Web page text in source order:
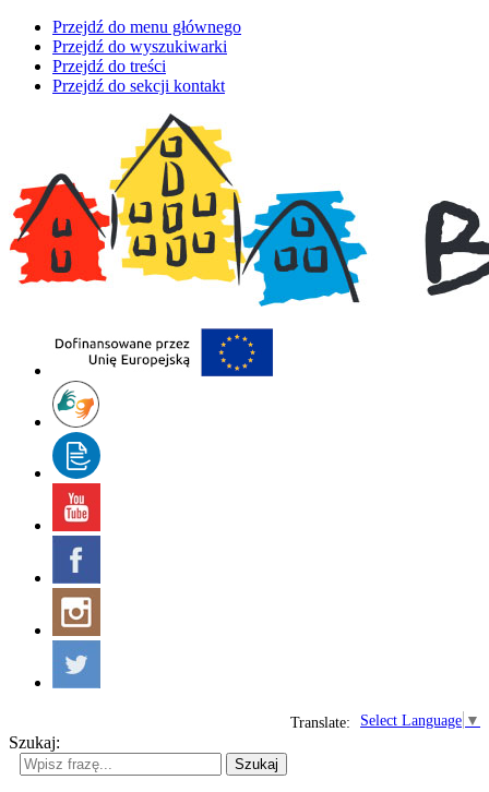
Przejdź do menu głównego
Przejdź do wyszukiwarki
Przejdź do treści
Przejdź do sekcji kontakt
Select Language ▼
Translate:
Szukaj:
Szukaj